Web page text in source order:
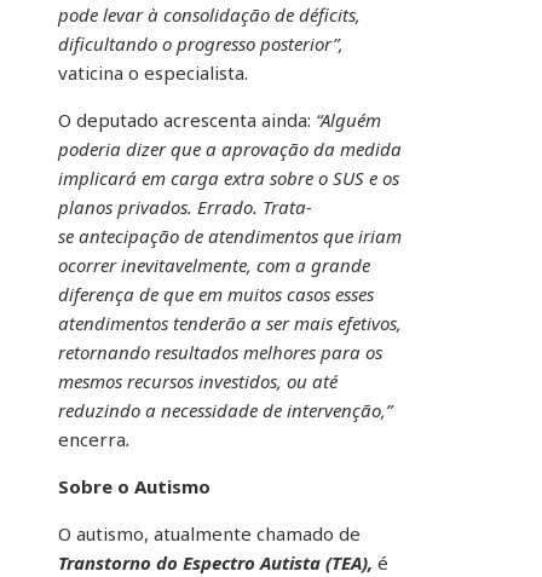
pode levar à consolidação de déficits,
dificultando o progresso posterior”,
vaticina o especialista.
O deputado acrescenta ainda: “Alguém
poderia dizer que a aprovação da medida
implicará em carga extra sobre o SUS e os
planos privados. Errado. Trata-
se antecipação de atendimentos que iriam
ocorrer inevitavelmente, com a grande
diferença de que em muitos casos esses
atendimentos tenderão a ser mais efetivos,
retornando resultados melhores para os
mesmos recursos investidos, ou até
reduzindo a necessidade de intervenção,”
encerra.
Sobre o Autismo
O autismo, atualmente chamado de
Transtorno do Espectro Autista (TEA), é